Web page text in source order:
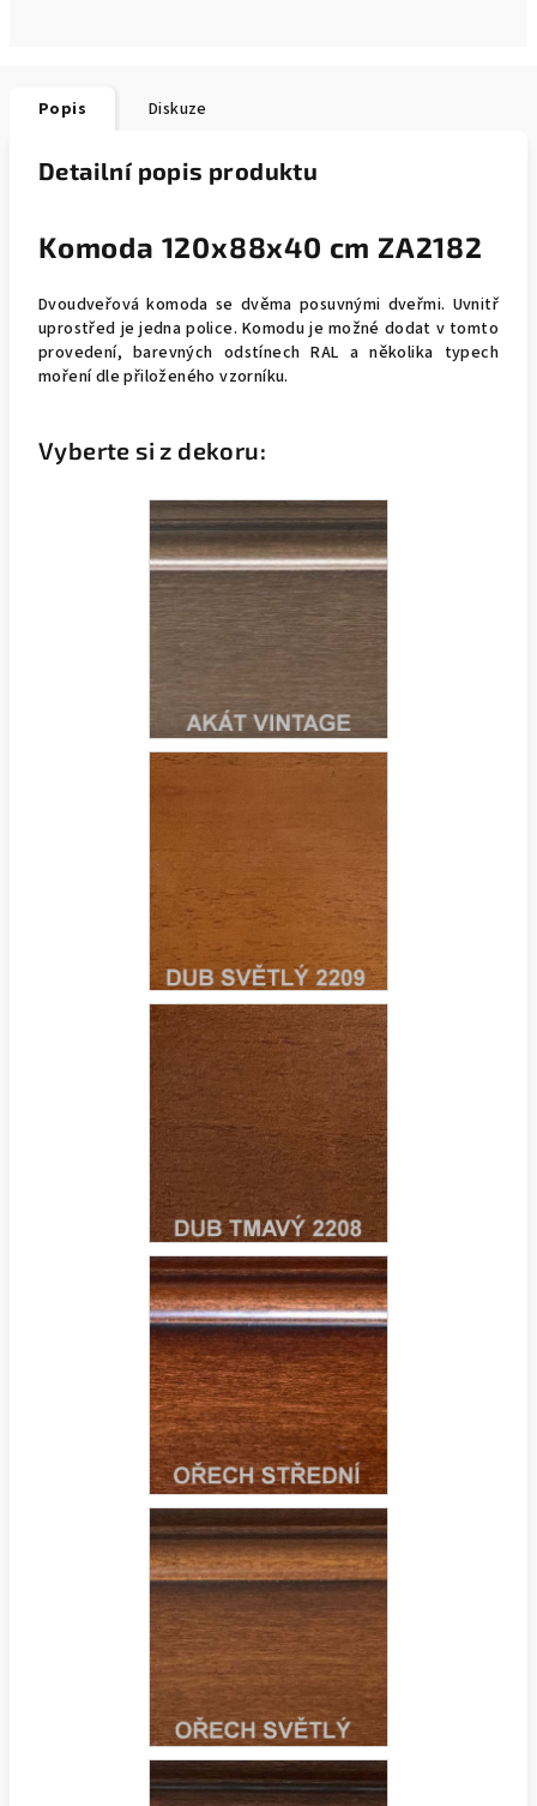
Popis Diskuze
Detailní popis produktu
Komoda 120x88x40 cm ZA2182
Dvoudveřová komoda se dvěma posuvnými dveřmi. Uvnitř
uprostřed je jedna police. Komodu je možné dodat v tomto
provedení, barevných odstínech RAL a několika typech
moření dle přiloženého vzorníku.
Vyberte si z dekoru: